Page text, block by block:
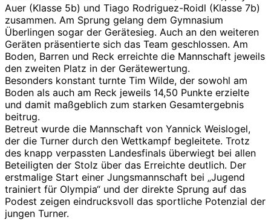
Auer (Klasse 5b) und Tiago Rodriguez-Roidl (Klasse 7b)
zusammen. Am Sprung gelang dem Gymnasium
Überlingen sogar der Gerätesieg. Auch an den weiteren
Geräten präsentierte sich das Team geschlossen. Am
Boden, Barren und Reck erreichte die Mannschaft jeweils
den zweiten Platz in der Gerätewertung.
Besonders konstant turnte Tim Wilde, der sowohl am
Boden als auch am Reck jeweils 14,50 Punkte erzielte
und damit maßgeblich zum starken Gesamtergebnis
beitrug.
Betreut wurde die Mannschaft von Yannick Weislogel,
der die Turner durch den Wettkampf begleitete. Trotz
des knapp verpassten Landesfinals überwiegt bei allen
Beteiligten der Stolz über das Erreichte deutlich. Der
erstmalige Start einer Jungsmannschaft bei „Jugend
trainiert für Olympia“ und der direkte Sprung auf das
Podest zeigen eindrucksvoll das sportliche Potenzial der
jungen Turner.